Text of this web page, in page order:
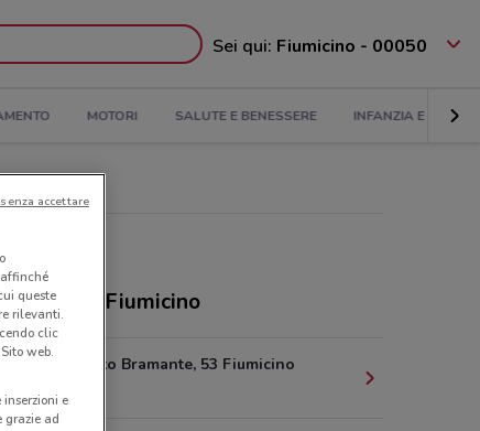
Sei qui: Fiumicino - 00050
MOTORI SALUTE E BENESSERE INFANZIA E GIOCHI
Mega a Fiumicino
Viale Donato Bramante, 53 Fiumicino
11.2 km
queste
rilevanti.
clic
web.
e
grazie ad
accettare